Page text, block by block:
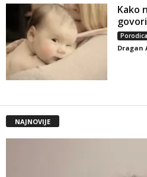
Kako
govori
Porodica
Dragan
NAJNOVIJE